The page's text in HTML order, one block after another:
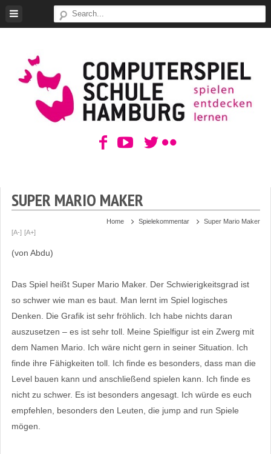
Skip
ComputerSpielSchule
SUPER MARIO MAKER
Home Spielekommentar
Super Mario Maker
[A-] [A+]
(von Abdu)
Das Spiel heißt Super Mario Maker. Der Schwierigkeitsgrad ist
so schwer wie man es baut. Man lernt im Spiel logisches
Denken. Die Grafik ist sehr fröhlich. Ich habe nichts daran
auszusetzen – es ist sehr toll. Meine Spielfigur ist ein Zwerg mit
dem Namen Mario. Ich wäre nicht gern in seiner Situation. Ich
finde ihre Fähigkeiten toll. Ich finde es besonders, dass man die
Level bauen kann und anschließend spielen kann. Ich finde es
nicht zu schwer. Es ist besonders angesagt. Ich würde es euch
empfehlen, besonders den Leuten, die jump and run Spiele
mögen.